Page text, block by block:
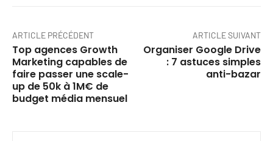
ARTICLE PRÉCÉDENT
Top agences Growth
Marketing capables de
faire passer une scale-
up de 50k à 1M€ de
budget média mensuel
ARTICLE SUIVANT
Organiser Google Drive
: 7 astuces simples
anti-bazar